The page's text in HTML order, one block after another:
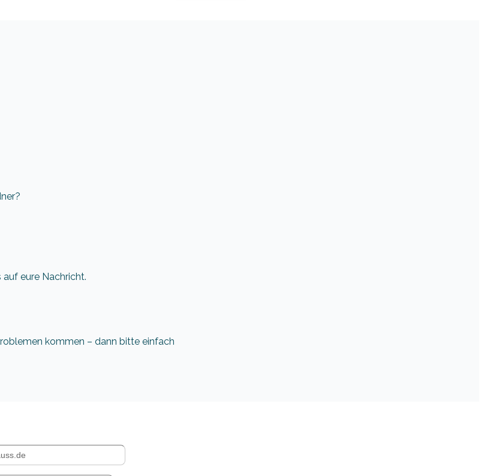
eure Nachricht.
kommen – dann bitte einfach